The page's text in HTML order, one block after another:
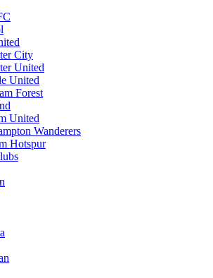
City
United
United
Forest
United
Wanderers
Hotspur